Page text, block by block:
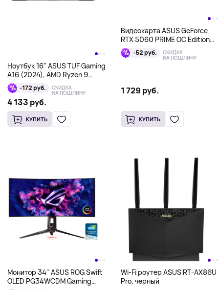
Ноутбук 16" ASUS TUF Gaming
A16 (2024), AMD Ryzen 9
7940HX, NVIDIA GeForce RTX
4070, 16Гб/1Тб, серый
-172 руб. СКИДКА
НА ПОШЛИНУ
4 133 руб.
КУПИТЬ
Видеокарта ASUS GeForce
RTX 5060 PRIME OC Edition
[PRIME-RTX5060-O8G]
-52 руб. СКИДКА
НА ПОШЛИНУ
1 729 руб.
КУПИТЬ
Монитор 34" ASUS ROG Swift
OLED PG34WCDM Gaming
Wi-Fi роутер ASUS RT-AX86U
Pro, черный